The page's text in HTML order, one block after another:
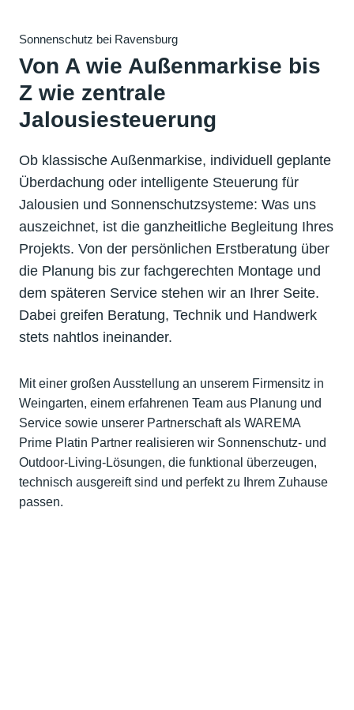
Sonnenschutz bei Ravensburg
Von A wie Außenmarkise bis
Z wie zentrale
Jalousiesteuerung
Ob klassische Außenmarkise, individuell geplante
Überdachung oder intelligente Steuerung für
Jalousien und Sonnenschutzsysteme: Was uns
auszeichnet, ist die ganzheitliche Begleitung Ihres
Projekts. Von der persönlichen Erstberatung über
die Planung bis zur fachgerechten Montage und
dem späteren Service stehen wir an Ihrer Seite.
Dabei greifen Beratung, Technik und Handwerk
stets nahtlos ineinander.
Mit einer großen Ausstellung an unserem Firmensitz in
Weingarten, einem erfahrenen Team aus Planung und
Service sowie unserer Partnerschaft als WAREMA
Prime Platin Partner realisieren wir Sonnenschutz- und
Outdoor-Living-Lösungen, die funktional überzeugen,
technisch ausgereift sind und perfekt zu Ihrem Zuhause
passen.